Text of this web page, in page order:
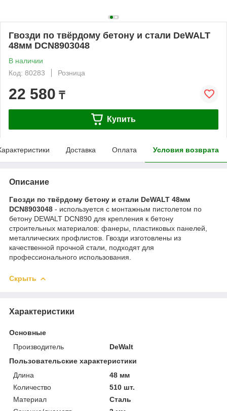
Гвозди по твёрдому бетону и стали DeWALT
48мм DCN8903048
В наличии
Код: 80283
Розница
22 580 ₸
Купить
Доставка Оплата Условия возврата
Описание
Гвозди по твёрдому бетону и стали DeWALT 48мм
DCN8903048 - используется с монтажным пистолетом по
бетону DEWALT DCN890 для крепления к бетону
строительных материалов: фанеры, пластиковых панелей,
металлических профлистов. Гвозди изготовлены из
качественной прочной стали, подходят для
профессионального использования.
Скрыть
Характеристики
Основные
Производитель
DeWalt
Пользовательские характеристики
Длина
48 мм
Количество
510 шт.
Материал
Сталь